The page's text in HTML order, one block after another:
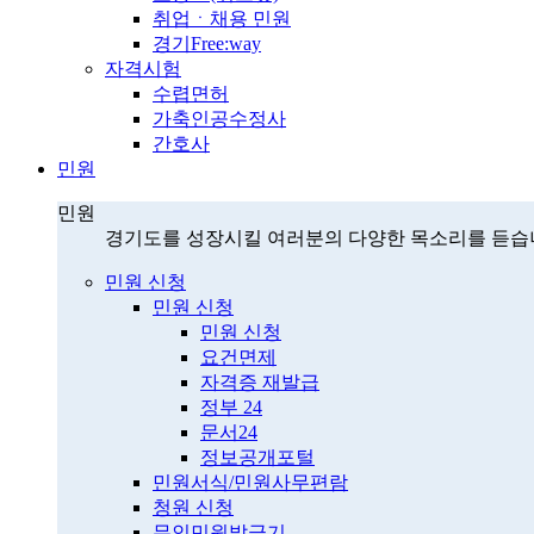
취업ㆍ채용 민원
경기Free:way
자격시험
수렵면허
가축인공수정사
간호사
민원
민원
경기도를 성장시킬 여러분의 다양한 목소리를 듣습
민원 신청
민원 신청
민원 신청
요건면제
자격증 재발급
정부 24
문서24
정보공개포털
민원서식/민원사무편람
청원 신청